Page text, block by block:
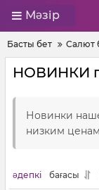
Мәзір
Басты бет Салют
НОВИНКИ
Новинки
низким
әдепкі бағасы